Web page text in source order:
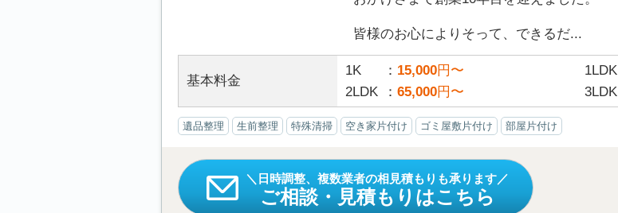
皆様のお心によりそって、できるだ...
基本料金
1K 15,000円〜 1LDK
2LDK
65,000円〜 3LDK
遺品整理 生前整理 特殊清掃 空き家片付け ゴミ屋敷片付け 部屋片付け
日時調整、複数業者の相見積もりも承ります
ご相談・見積もりはこちら